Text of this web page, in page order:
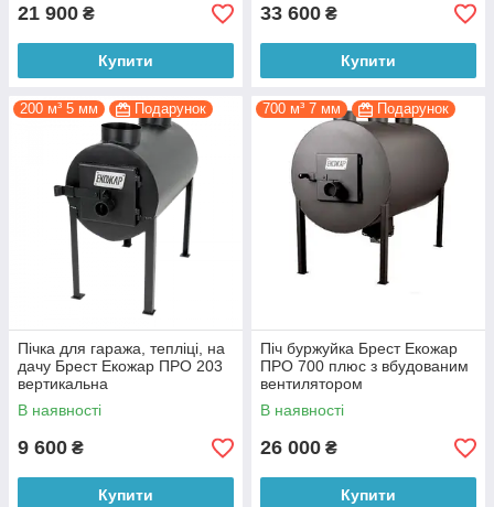
21 900 ₴
Купити
33 600 ₴
Купити
200 м³ 5 мм Подарунок
Пічка для гаража, тепліці, на
дачу Брест Екожар ПРО 203
вертикальна
В наявності
9 600 ₴
Купити
700 м³ 7 мм Подарунок
Піч буржуйка Брест Екожар
ПРО 700 плюс з вбудованим
вентилятором
В наявності
26 000 ₴
Купити